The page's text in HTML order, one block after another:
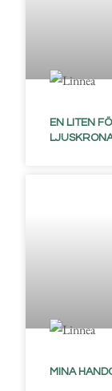
EN LITEN
MINA